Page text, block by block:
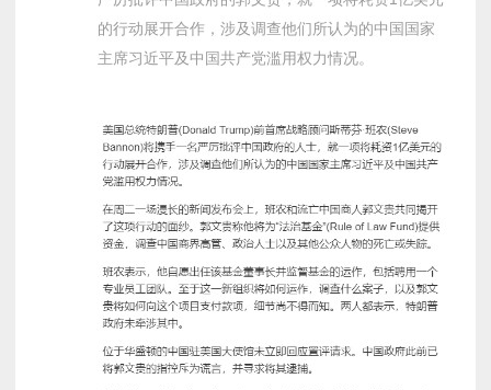
的行动展开合作，涉及调查他们所认为的中国国家
主席习近平及中国共产党滥用权力情况。